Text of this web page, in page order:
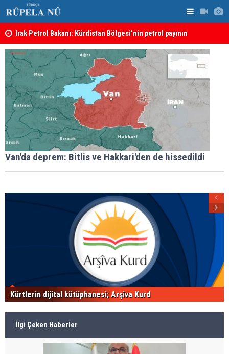
Irak Petrol Bakanı: Kürdistan Bölgesi’nin petrol payının
artırılmasının önünde bir engel yok
Van'da deprem: Bitlis ve Hakkari'den de hissedildi
Kürtlerin dijital kütüphanesi; Arşîva Kurd
İlgi Çeken Haberler